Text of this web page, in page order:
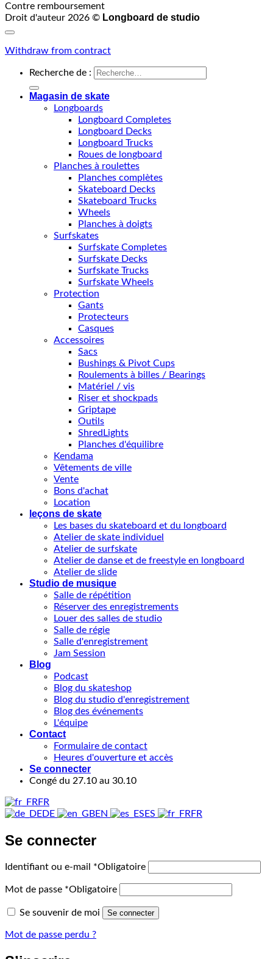
Contre remboursement
Droit d'auteur 2026 © Longboard de studio
Withdraw from contract
Recherche de :
Magasin de skate
Longboards
Longboard Completes
Longboard Decks
Longboard Trucks
Roues de longboard
Planches à roulettes
Planches complètes
Skateboard Decks
Skateboard Trucks
Wheels
Planches à doigts
Surfskates
Surfskate Completes
Surfskate Decks
Surfskate Trucks
Surfskate Wheels
Protection
Gants
Protecteurs
Casques
Accessoires
Sacs
Bushings & Pivot Cups
Roulements à billes / Bearings
Matériel / vis
Riser et shockpads
Griptape
Outils
ShredLights
Planches d'équilibre
Kendama
Vêtements de ville
Vente
Bons d'achat
Location
leçons de skate
Les bases du skateboard et du longboard
Atelier de skate individuel
Atelier de surfskate
Atelier de danse et de freestyle en longboard
Atelier de slide
Studio de musique
Salle de répétition
Réserver des enregistrements
Louer des salles de studio
Salle de régie
Salle d'enregistrement
Jam Session
Blog
Podcast
Blog du skateshop
Blog du studio d'enregistrement
Blog des événements
L'équipe
Contact
Formulaire de contact
Heures d'ouverture et accès
Se connecter
Congé du 27.10 au 30.10
FR
DE
EN ES FR
Se connecter
Identifiant ou e-mail *Obligatoire
Mot de passe *Obligatoire
Se souvenir de moi Se connecter
Mot de passe perdu ?